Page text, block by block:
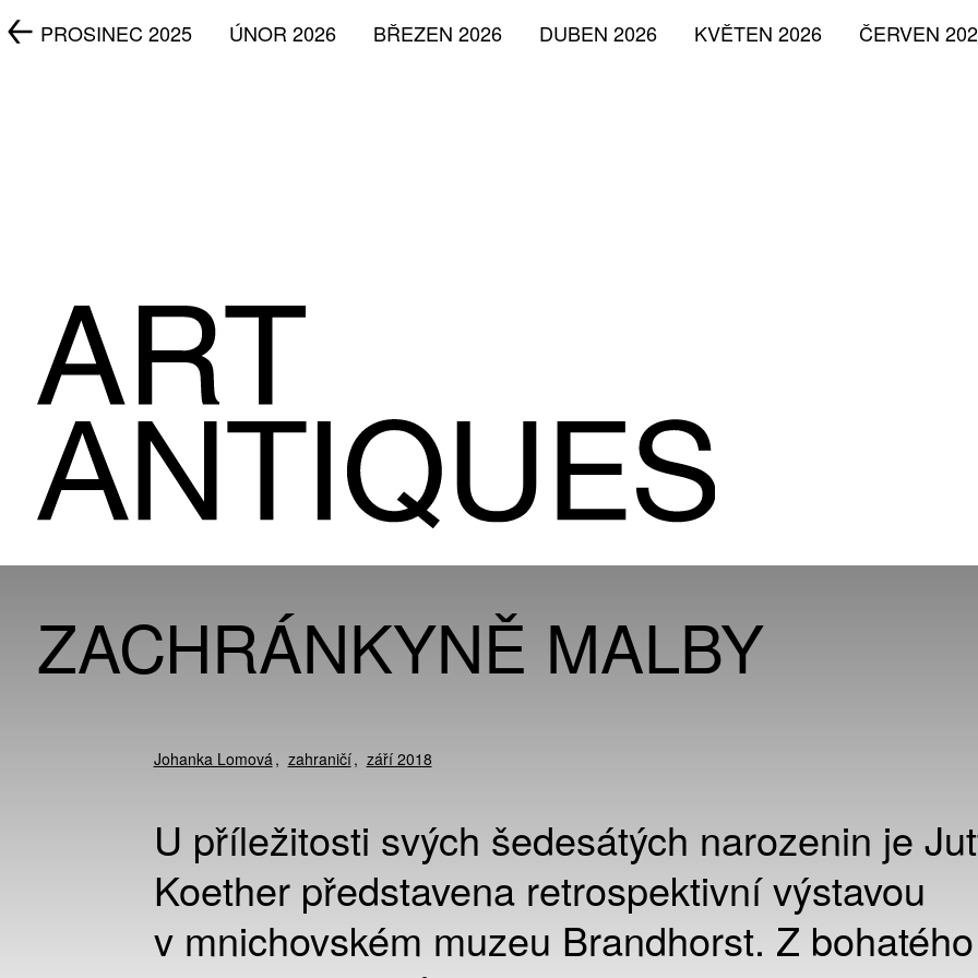
ČERVEN
KVĚTEN 2026
DUBEN 2026
BŘEZEN 2026
ÚNOR 2026
PROSINEC 2025
ZACHRÁNKYNĚ MALBY
Johanka Lomová zahraničí září 2018
U příležitosti svých šedesátých narozenin je
Koether představena retrospektivní výstavou
v mnichovském muzeu Brandhorst. Z bohatého